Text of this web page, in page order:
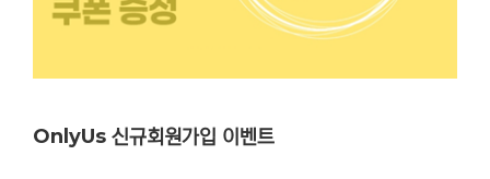
OnlyUs 신규회원가입 이벤트